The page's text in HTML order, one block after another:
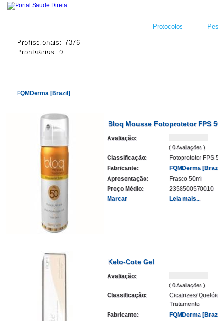
Protocolos
Profissionais: 7376
Prontuários: 0
FQMDerma [Brazil]
Bloq Mousse Fotoprotetor FPS
Avaliação:
( 0 Avaliações )
Classificação:
Fotoprotetor FPS
Fabricante:
FQMDerma
Apresentação:
Frasco 50ml
Preço Médio:
2358500570010
Marcar
Leia mais...
Kelo-Cote Gel
Avaliação:
( 0 Avaliações )
Classificação:
Cicatrizes/
Tratamento
Fabricante:
FQMDerma